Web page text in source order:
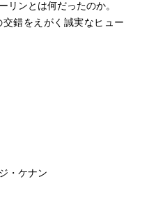
リンとは何だったのか。
錯をえがく誠実なヒュー
・ケナン